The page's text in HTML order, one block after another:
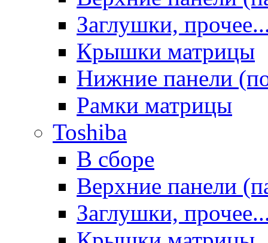
Заглушки,
Крышки матрицы
Нижние панели
Рамки матрицы
Toshiba
В сборе
Верхние панели
Заглушки,